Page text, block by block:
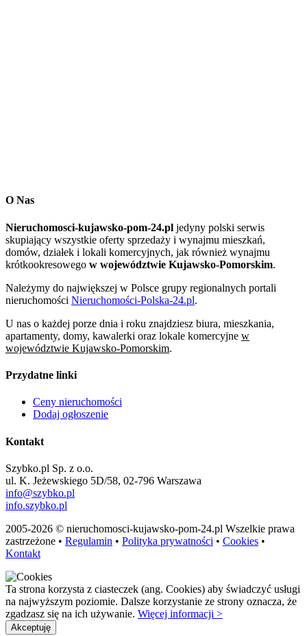
O Nas
Nieruchomosci-kujawsko-pom-24.pl jedyny polski serwis
skupiający wszystkie oferty sprzedaży i wynajmu mieszkań,
domów, działek i lokali komercyjnych, jak również wynajmu
krótkookresowego w województwie Kujawsko-Pomorskim.
Należymy do największej w Polsce grupy regionalnych portali
nieruchomości Nieruchomości-Polska-24.pl.
U nas o każdej porze dnia i roku znajdziesz biura, mieszkania,
apartamenty, domy, kawalerki oraz lokale komercyjne w
województwie Kujawsko-Pomorskim.
Przydatne linki
Ceny nieruchomości
Dodaj ogłoszenie
Kontakt
Szybko.pl Sp. z o.o.
ul. K. Jeżewskiego 5D/58, 02-796 Warszawa
info@szybko.pl
info.szybko.pl
2005-2026 © nieruchomosci-kujawsko-pom-24.pl Wszelkie prawa
zastrzeżone • Regulamin • Polityka prywatności • Cookies •
Kontakt
Ta strona korzysta z ciasteczek (ang. Cookies) aby świadczyć usługi
na najwyższym poziomie. Dalsze korzystanie ze strony oznacza, że
zgadzasz się na ich używanie. Więcej informacji >
Akceptuję